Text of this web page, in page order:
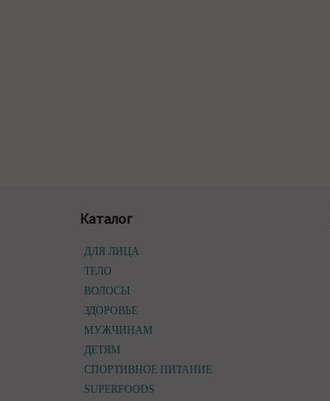
Каталог
ДЛЯ ЛИЦА
ТЕЛО
ВОЛОСЫ
ЗДОРОВЬЕ
МУЖЧИНАМ
ДЕТЯМ
СПОРТИВНОЕ ПИТАНИЕ
SUPERFOODS